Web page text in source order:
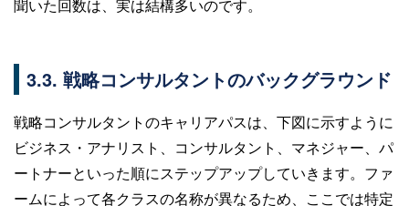
聞いた回数は、実は結構多いのです。
3.3. 戦略コンサルタントのバックグラウンド
戦略コンサルタントのキャリアパスは、下図に示すように
ビジネス・アナリスト、コンサルタント、マネジャー、パ
ートナーといった順にステップアップしていきます。ファ
ームによって各クラスの名称が異なるため、ここでは特定